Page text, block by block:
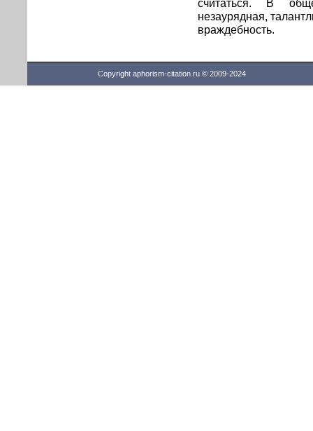
считаться. В
незаурядная,
враждебность.
Copyright aphorism-citation.ru © 2009-2024